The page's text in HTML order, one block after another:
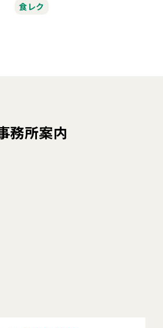
食レク
務所案内